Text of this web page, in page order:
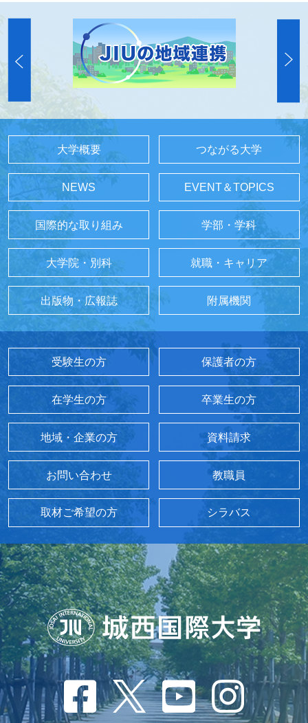
大学概要 つながる大学
NEWS EVENT＆TOPICS
国際的な取り組み 学部・学科
大学院・別科 就職・キャリア
出版物・広報誌 附属機関
受験生の方 保護者の方
在学生の方 卒業生の方
地域・企業の方 資料請求
お問い合わせ 教職員
取材ご希望の方 シラバス